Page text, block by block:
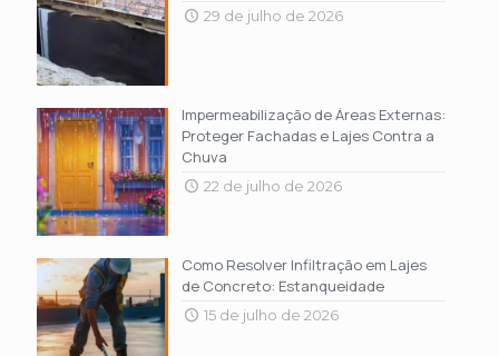
29 de julho de 2026
Impermeabilização de Áreas Externas:
Proteger Fachadas e Lajes Contra a
Chuva
22 de julho de 2026
Como Resolver Infiltração em Lajes
de Concreto: Estanqueidade
15 de julho de 2026